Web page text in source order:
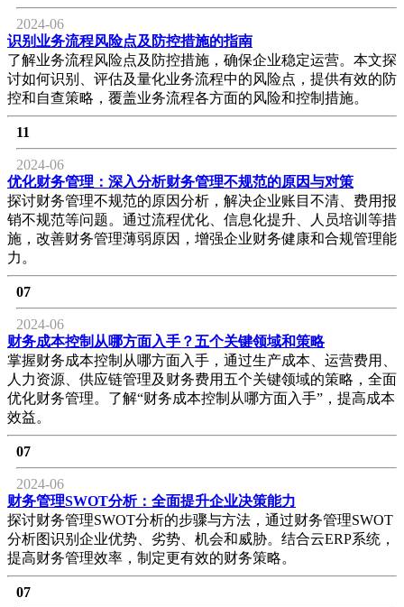
2024-06
识别业务流程风险点及防控措施的指南
了解业务流程风险点及防控措施，确保企业稳定运营。本文探
讨如何识别、评估及量化业务流程中的风险点，提供有效的防
控和自查策略，覆盖业务流程各方面的风险和控制措施。
11
2024-06
优化财务管理：深入分析财务管理不规范的原因与对策
探讨财务管理不规范的原因分析，解决企业账目不清、费用报
销不规范等问题。通过流程优化、信息化提升、人员培训等措
施，改善财务管理薄弱原因，增强企业财务健康和合规管理能
力。
07
2024-06
财务成本控制从哪方面入手？五个关键领域和策略
掌握财务成本控制从哪方面入手，通过生产成本、运营费用、
人力资源、供应链管理及财务费用五个关键领域的策略，全面
优化财务管理。了解“财务成本控制从哪方面入手”，提高成本
效益。
07
2024-06
财务管理SWOT分析：全面提升企业决策能力
探讨财务管理SWOT分析的步骤与方法，通过财务管理SWOT
分析图识别企业优势、劣势、机会和威胁。结合云ERP系统，
提高财务管理效率，制定更有效的财务策略。
07